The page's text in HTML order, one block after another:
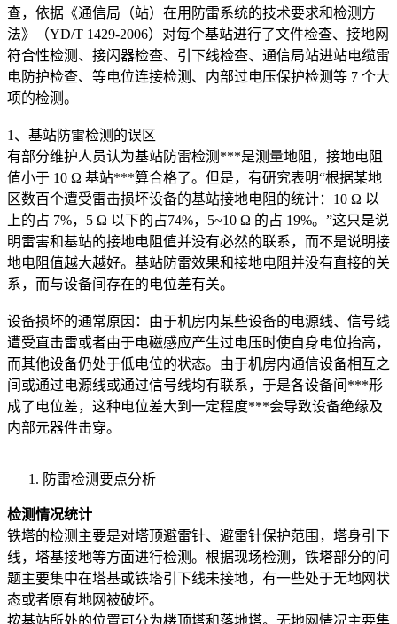
查，依据《通信局（站）在用防雷系统的技术要求和检测方
法》（YD/T 1429-2006）对每个基站进行了文件检查、接地网
符合性检测、接闪器检查、引下线检查、通信局站进站电缆雷
电防护检查、等电位连接检测、内部过电压保护检测等 7 个大
项的检测。
1、基站防雷检测的误区
有部分维护人员认为基站防雷检测***是测量地阻，接地电阻
值小于 10 Ω 基站***算合格了。但是，有研究表明“根据某地
区数百个遭受雷击损坏设备的基站接地电阻的统计：10 Ω 以
上的占 7%，5 Ω 以下的占74%，5~10 Ω 的占 19%。”这只是说
明雷害和基站的接地电阻值并没有必然的联系，而不是说明接
地电阻值越大越好。基站防雷效果和接地电阻并没有直接的关
系，而与设备间存在的电位差有关。
设备损坏的通常原因：由于机房内某些设备的电源线、信号线
遭受直击雷或者由于电磁感应产生过电压时使自身电位抬高，
而其他设备仍处于低电位的状态。由于机房内通信设备相互之
间或通过电源线或通过信号线均有联系，于是各设备间***形
成了电位差，这种电位差大到一定程度***会导致设备绝缘及
内部元器件击穿。
防雷检测要点分析
检测情况统计
铁塔的检测主要是对塔顶避雷针、避雷针保护范围，塔身引下
线，塔基接地等方面进行检测。根据现场检测，铁塔部分的问
题主要集中在塔基或铁塔引下线未接地，有一些处于无地网状
态或者原有地网被破坏。
按基站所处的位置可分为楼顶塔和落地塔。无地网情况主要集